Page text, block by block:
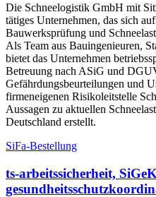
Die Schneelogistik GmbH mit
tätiges Unternehmen, das sich
Bauwerksprüfung und
Als Team aus Bauingenieuren,
bietet das Unternehmen
Betreuung nach ASiG und
Gefährdungsbeurteilungen und
firmeneigenen Risikoleitstelle
Aussagen zu aktuellen
Deutschland erstellt.
SiFa-Bestellung
ts-arbeitssicherheit,